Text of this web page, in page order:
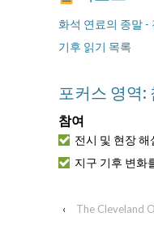
화석 연료의 종말 -
기후 읽기 목록
포커스 영역:
참여
전시 및 현장
지구 기후 변화
‹ The Cleveland